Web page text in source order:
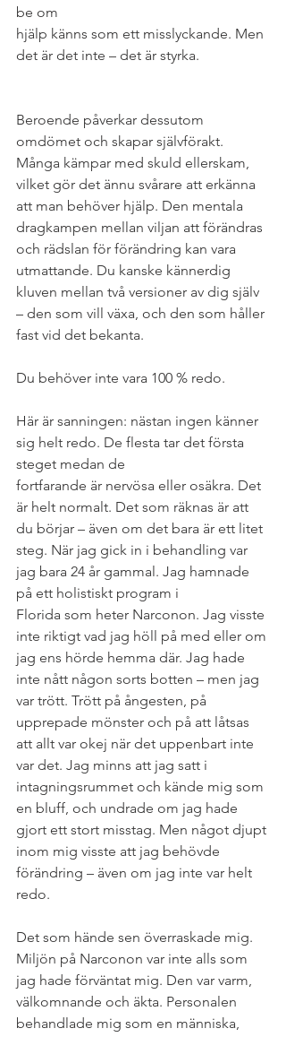
be om
hjälp känns som ett misslyckande. Men
det är det inte – det är styrka.
Beroende påverkar dessutom
omdömet och skapar självförakt.
Många kämpar med skuld ellerskam,
vilket gör det ännu svårare att erkänna
att man behöver hjälp. Den mentala
dragkampen mellan viljan att förändras
och rädslan för förändring kan vara
utmattande. Du kanske kännerdig
kluven mellan två versioner av dig själv
– den som vill växa, och den som håller
fast vid det bekanta.
Du behöver inte vara 100 % redo.
Här är sanningen: nästan ingen känner
sig helt redo. De flesta tar det första
steget medan de
fortfarande är nervösa eller osäkra. Det
är helt normalt. Det som räknas är att
du börjar – även om det bara är ett litet
steg. När jag gick in i behandling var
jag bara 24 år gammal. Jag hamnade
på ett holistiskt program i
Florida som heter Narconon. Jag visste
inte riktigt vad jag höll på med eller om
jag ens hörde hemma där. Jag hade
inte nått någon sorts botten – men jag
var trött. Trött på ångesten, på
upprepade mönster och på att låtsas
att allt var okej när det uppenbart inte
var det. Jag minns att jag satt i
intagningsrummet och kände mig som
en bluff, och undrade om jag hade
gjort ett stort misstag. Men något djupt
inom mig visste att jag behövde
förändring – även om jag inte var helt
redo.
Det som hände sen överraskade mig.
Miljön på Narconon var inte alls som
jag hade förväntat mig. Den var varm,
välkomnande och äkta. Personalen
behandlade mig som en människa,